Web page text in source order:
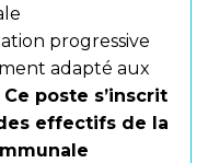
progressive
adapté aux
Ce poste s’inscrit
effectifs de la